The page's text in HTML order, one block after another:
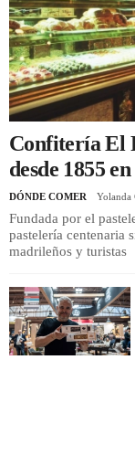
A CUCHILLO
Confitería El
desde 1855
DÓNDE COMER Yolanda
Fundada por el
pastelería centenaria
madrileños y turistas